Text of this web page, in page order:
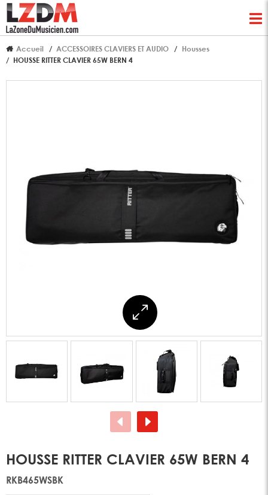
Accueil ACCESSOIRES CLAVIERS ET AUDIO
Housses
HOUSSE RITTER CLAVIER 65W BERN 4
HOUSSE RITTER CLAVIER 65W BERN 4
RKB465WSBK